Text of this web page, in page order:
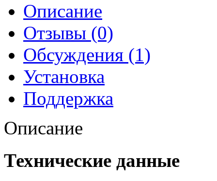
Описание
Отзывы (0)
Обсуждения (1)
Установка
Поддержка
Описание
Технические данные